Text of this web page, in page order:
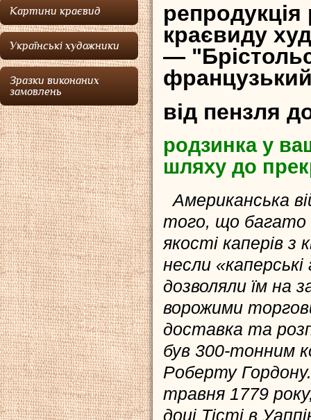
Картини краєвид
Українські художники
Зразки виконаних
замовлень
репродукція
краєвиду
—
від пензля
родзинка у
шляху до
Американська
того, що багато
якості каперів з
несли
дозволяли їм на
ворожими
доставка та
був 300-тонним
Роберту
травня 1779
доці Тісті в